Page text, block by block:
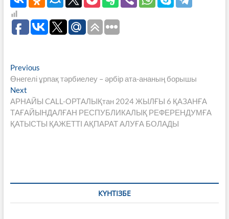
Навигация
по
записям
PreviousPrevious
post:
Өнегелі ұрпақ тәрбиелеу – әрбір ата-ананың борышы
NextNext
post:
АРНАЙЫ CALL-ОРТАЛЫҚтан 2024 ЖЫЛҒЫ 6 ҚАЗАНҒА
ТАҒАЙЫНДАЛҒАН РЕСПУБЛИКАЛЫҚ РЕФЕРЕНДУМҒА
ҚАТЫСТЫ ҚАЖЕТТІ АҚПАРАТ АЛУҒА БОЛАДЫ
КҮНТІЗБЕ